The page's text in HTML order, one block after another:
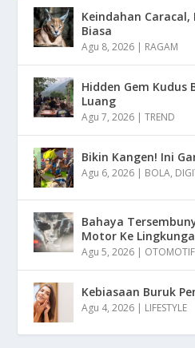
Keindahan
Biasa
Agu 8, 2026 | RAGAM
Hidden Gem Kudus
Luang
Agu 7, 2026 |TREND
Bikin Kangen! Ini
Agu 6, 2026 | BOLA,
Bahaya
Motor Ke
Agu 5, 2026 | OTOMOTIF
Kebiasaan Buruk
Agu 4, 2026 | LIFESTYLE